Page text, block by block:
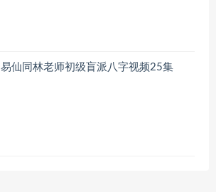
易仙同林老师初级盲派八字视频25集